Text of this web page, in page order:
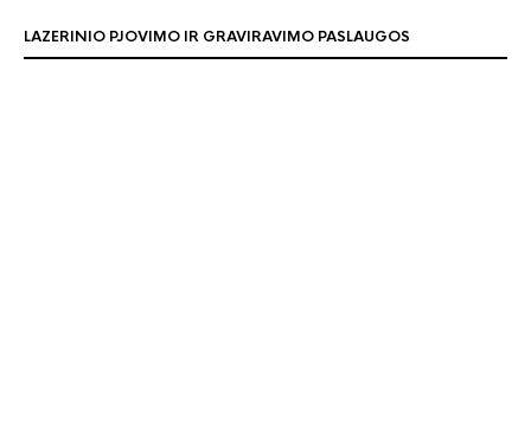
LAZERINIO PJOVIMO IR GRAVIRAVIMO PASLAUGOS